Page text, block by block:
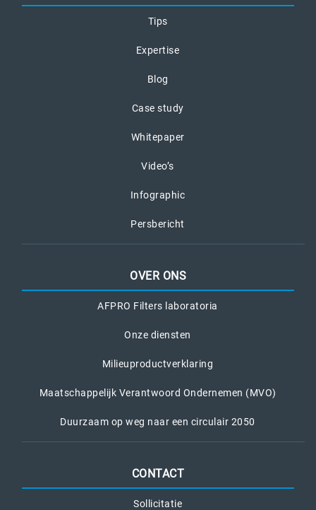
Tips
Expertise
Blog
Case study
Whitepaper
Video’s
Infographic
Persbericht
OVER ONS
AFPRO Filters laboratoria
Onze diensten
Milieuproductverklaring
Maatschappelijk Verantwoord Ondernemen (MVO)
Duurzaam op weg naar een circulair 2050
CONTACT
Sollicitatie